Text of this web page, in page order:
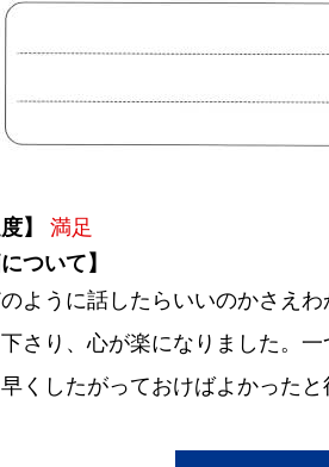
】
満足
ついて】
ように話したらいいのかさえ
さり、心が楽になりました。
くしたがっておけばよかったと